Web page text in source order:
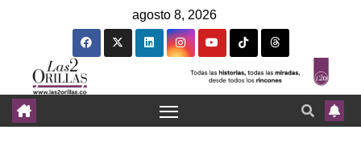
agosto 8, 2026